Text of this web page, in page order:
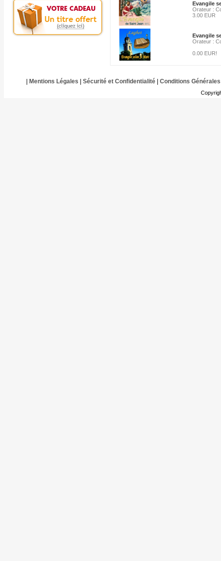
Evangile
Orateur :
3.00 EUR
Evangile
Orateur :
0.00 EUR!
Mentions Légales Sécurité et Confidentialité| Conditions Générales